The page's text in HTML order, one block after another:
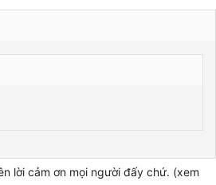
lời cảm ơn mọi người đấy chứ. (xem